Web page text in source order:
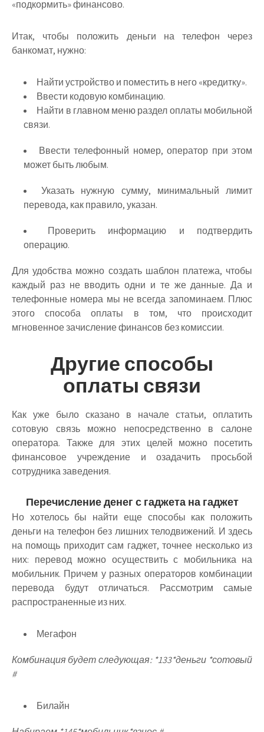
«подкормить» финансово.
Итак, чтобы положить деньги на телефон через
банкомат, нужно:
Найти устройство и поместить в него «кредитку».
Ввести кодовую комбинацию.
Найти в главном меню раздел оплаты мобильной
связи.
Ввести телефонный номер, оператор при этом
может быть любым.
Указать нужную сумму, минимальный лимит
перевода, как правило, указан.
Проверить информацию и подтвердить
операцию.
Для удобства можно создать шаблон платежа, чтобы
каждый раз не вводить одни и те же данные. Да и
телефонные номера мы не всегда запоминаем. Плюс
этого способа оплаты в том, что происходит
мгновенное зачисление финансов без комиссии.
Другие способы
оплаты связи
Как уже было сказано в начале статьи, оплатить
сотовую связь можно непосредственно в салоне
оператора. Также для этих целей можно посетить
финансовое учреждение и озадачить просьбой
сотрудника заведения.
Перечисление денег с гаджета на гаджет
Но хотелось бы найти еще способы как положить
деньги на телефон без лишних телодвижений. И здесь
на помощь приходит сам гаджет, точнее несколько из
них: перевод можно осуществить с мобильника на
мобильник. Причем у разных операторов комбинации
перевода будут отличаться. Рассмотрим самые
распространенные из них.
Мегафон
Комбинация будет следующая: *133*деньги *сотовый
#
Билайн